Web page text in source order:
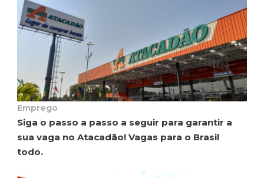
Emprego
Siga o passo a passo a seguir para garantir a
sua vaga no Atacadão! Vagas para o Brasil
todo.